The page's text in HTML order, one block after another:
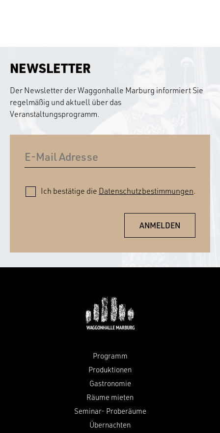
NEWSLETTER
Der Newsletter der Waggonhalle Marburg informiert Sie
regelmäßig und aktuell über das
Veranstaltungsprogramm.
Ich bestätige die Datenschutzbestimmungen.
Programm
Produktionen
Gastronomie
Räume mieten
Seminar- Proberäume
Übernachten